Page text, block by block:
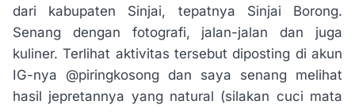
dari kabupaten Sinjai, tepatnya Sinjai Borong.
Senang dengan fotografi, jalan-jalan dan juga
kuliner. Terlihat aktivitas tersebut diposting di akun
IG-nya @piringkosong dan saya senang melihat
hasil jepretannya yang natural (silakan cuci mata